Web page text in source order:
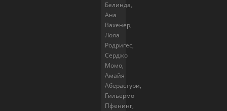
Белинда,
Ана
Вахенер,
Лола
Родригес,
Серджо
Момо,
Амайя
Аберастури,
Гильермо
Пфенинг,